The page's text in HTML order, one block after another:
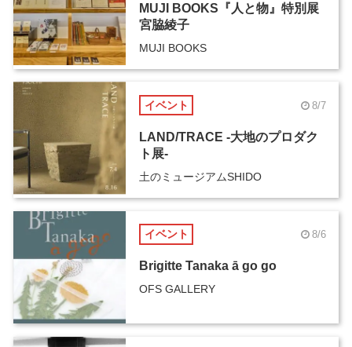
MUJI BOOKS『人と物』特別展
宮脇綾子
MUJI BOOKS
イベント 8/7
LAND/TRACE -大地のプロダク
ト展-
土のミュージアムSHIDO
イベント 8/6
Brigitte Tanaka ā go go
OFS GALLERY